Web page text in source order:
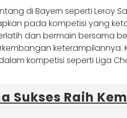
di Bayern seperti Leroy
pada kompetisi yang
dan bermain bersama
keterampilannya.
kompetisi seperti Liga
Sukses Raih